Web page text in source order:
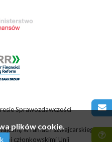
Sprawozdawczości
w ramach szwajcarskiego
członkowskimi Unii
plików cookie.